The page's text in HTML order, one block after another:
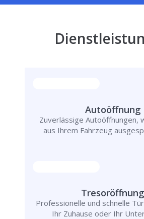
Autoöffnung
Zuverlässige Autoöffnungen,
aus Ihrem Fahrzeug
Tresoröffnung
Professionelle und schnelle
Ihr Zuhause oder Ihr